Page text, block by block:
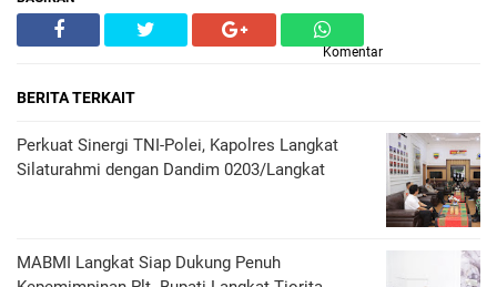
Komentar
BERITA TERKAIT
Perkuat Sinergi TNI-Polei, Kapolres Langkat
Silaturahmi dengan Dandim 0203/Langkat
MABMI Langkat Siap Dukung Penuh